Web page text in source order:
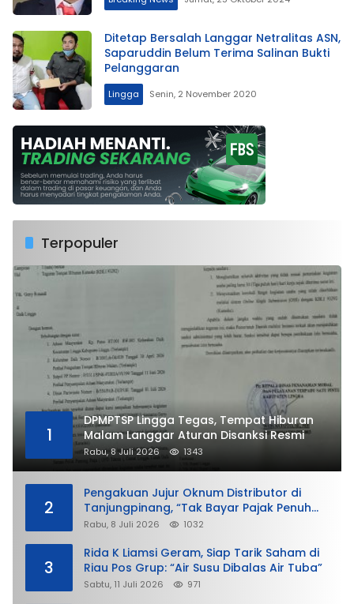
Ditetap Bersalah Langgar Netralitas ASN,
Saparuddin Belum Terima Salinan Bukti
Pelanggaran
Lingga Senin, 2 November 2020
Terpopuler
1
DPMPTSP Lingga Tegas, Tempat Hiburan
Malam Langgar Aturan Disanksi Resmi
Rabu, 8 Juli 2026 1343
2
Pengakuan Jujur Oknum Distributor di
Tanjungpinang, “Tak Bayar Pajak Penuh
demi Untung”
Rabu, 8 Juli 2026 1032
3
Rida K Liamsi Geram, Siap Tarik Saham di
Riau Pos Grup: “Air Susu Dibalas Air Tuba”
Sabtu, 11 Juli 2026 971